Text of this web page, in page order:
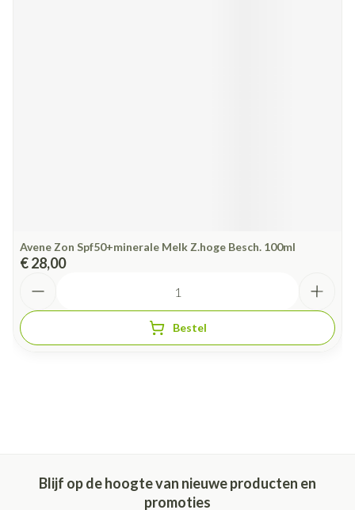
Avene Zon Spf50+minerale Melk Z.hoge Besch. 100ml
€ 28,00
Bestel
Blijf op de hoogte van nieuwe producten en
promoties